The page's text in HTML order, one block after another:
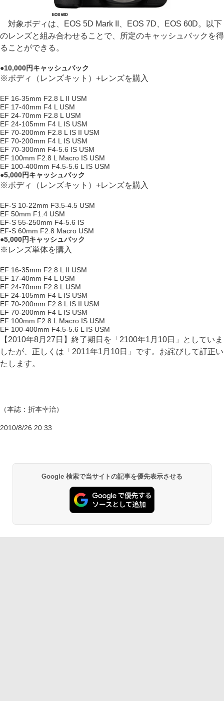
EOS 60D
対象ボディは、EOS 5D Mark II、EOS 7D、EOS 60D。以下
のレンズと組み合わせることで、所定のキャッシュバックを得
ることができる。
●10,000円キャッシュバック
※ボディ（レンズキット）+レンズを購入
EF 16-35mm F2.8 L II USM
EF 17-40mm F4 L USM
EF 24-70mm F2.8 L USM
EF 24-105mm F4 L IS USM
EF 70-200mm F2.8 L IS II USM
EF 70-200mm F4 L IS USM
EF 70-300mm F4-5.6 IS USM
EF 100mm F2.8 L Macro IS USM
EF 100-400mm F4.5-5.6 L IS USM
●5,000円キャッシュバック
※ボディ（レンズキット）+レンズを購入
EF-S 10-22mm F3.5-4.5 USM
EF 50mm F1.4 USM
EF-S 55-250mm F4-5.6 IS
EF-S 60mm F2.8 Macro USM
●5,000円キャッシュバック
※レンズ単体を購入
EF 16-35mm F2.8 L II USM
EF 17-40mm F4 L USM
EF 24-70mm F2.8 L USM
EF 24-105mm F4 L IS USM
EF 70-200mm F2.8 L IS II USM
EF 70-200mm F4 L IS USM
EF 100mm F2.8 L Macro IS USM
EF 100-400mm F4.5-5.6 L IS USM
【2010年8月27日】終了期日を「2100年1月10日」としていま
したが、正しくは「2011年1月10日」です。お詫びして訂正い
たします。
（本誌：折本幸治）
2010/8/26 20:33
Google 検索で当サイトの記事を優先表示させる